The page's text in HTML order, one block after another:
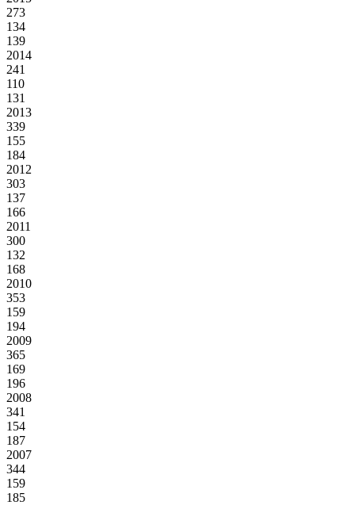
273
134
139
2014
241
110
131
2013
339
155
184
2012
303
137
166
2011
300
132
168
2010
353
159
194
2009
365
169
196
2008
341
154
187
2007
344
159
185